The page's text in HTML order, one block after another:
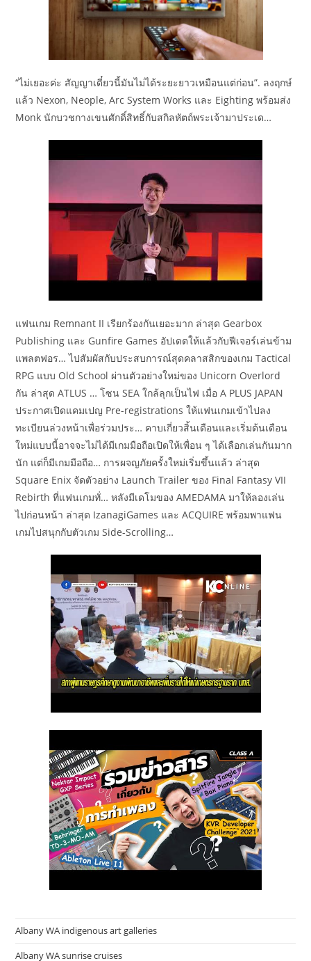
“ไม่เยอะค่ะ สัญญาเดี๋ยวนี้มันไม่ได้ระยะยาวเหมือนแต่ก่อน”. ลงฤกษ์
แล้ว Nexon, Neople, Arc System Works และ Eighting พร้อมส่ง
Monk นักบวชกางเขนศักดิ์สิทธิ์กับสกิลหัตถ์พระเจ้ามาประเด…
แฟนเกม Remnant II เรียกร้องกันเยอะมาก ล่าสุด Gearbox
Publishing และ Gunfire Games อัปเดตให้แล้วกับฟีเจอร์เล่นข้าม
แพลตฟอร… ไปสัมผัสกับประสบการณ์สุดคลาสสิกของเกม Tactical
RPG แบบ Old School ผ่านตัวอย่างใหม่ของ Unicorn Overlord
กัน ล่าสุด ATLUS … โซน SEA ใกล้ลุกเป็นไฟ เมื่อ A PLUS JAPAN
ประกาศเปิดแคมเปญ Pre-registrations ให้แฟนเกมเข้าไปลง
ทะเบียนล่วงหน้าเพื่อร่วมประ… คาบเกี่ยวสิ้นเดือนและเริ่มต้นเดือน
ใหม่แบบนี้อาจจะไม่ได้มีเกมมือถือเปิดให้เพื่อน ๆ ได้เลือกเล่นกันมาก
นัก แต่ก็มีเกมมือถือ… การผจญภัยครั้งใหม่เริ่มขึ้นแล้ว ล่าสุด
Square Enix จัดตัวอย่าง Launch Trailer ของ Final Fantasy VII
Rebirth ที่แฟนเกมทั่… หลังมีเดโมของ AMEDAMA มาให้ลองเล่น
ไปก่อนหน้า ล่าสุด IzanagiGames และ ACQUIRE พร้อมพาแฟน
เกมไปสนุกกับตัวเกม Side-Scrolling…
Albany WA indigenous art galleries
Albany WA sunrise cruises